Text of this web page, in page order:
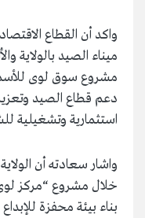
واكد أن القطاع
ميناء الصيد بالولاية
مشروع سوق لوى
دعم قطاع الصيد
استثمارية وتشغيلية
واشار سعادته أن
خلال مشروع “مركز لوى
بناء بيئة محفزة